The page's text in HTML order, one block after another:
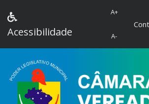
Acessibilidade
A+
A-